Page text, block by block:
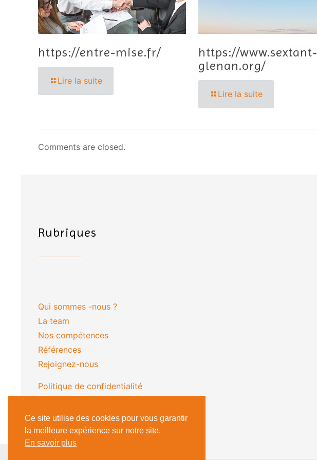
https://entre-mise.fr/
Lire la suite
https://www.sextant-
glenan.org/
Lire la suite
Comments are closed.
Rubriques
Qui sommes -nous ?
La team
Nos compétences
Références
Rejoignez-nous
Politique de confidentialité
Ce site utilise des cookies pour vous garantir
la meilleure expérience sur notre site.
En savoir plus